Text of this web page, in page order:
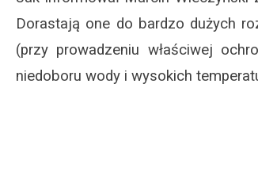
Dorastają one do bardzo dużych
(przy prowadzeniu właściwej
niedoboru wody i wysokich